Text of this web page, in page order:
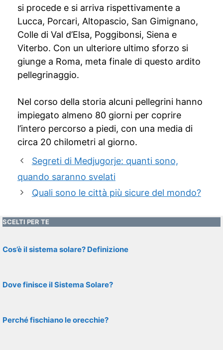
si procede e si arriva rispettivamente a
Lucca, Porcari, Altopascio, San Gimignano,
Colle di Val d’Elsa, Poggibonsi, Siena e
Viterbo. Con un ulteriore ultimo sforzo si
giunge a Roma, meta finale di questo ardito
pellegrinaggio.
Nel corso della storia alcuni pellegrini hanno
impiegato almeno 80 giorni per coprire
l’intero percorso a piedi, con una media di
circa 20 chilometri al giorno.
Segreti di Medjugorje: quanti sono,
quando saranno svelati
Quali sono le città più sicure del mondo?
SCELTI PER TE
Cos’è il sistema solare? Definizione
Dove finisce il Sistema Solare?
Perché fischiano le orecchie?